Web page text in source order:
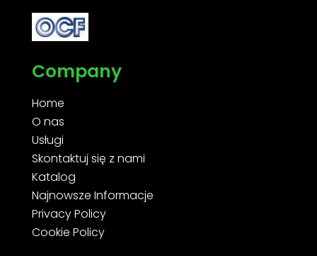
Company
Home
O nas
Usługi
Skontaktuj się z nami
Katalog
Najnowsze Informacje
Privacy Policy
Cookie Policy